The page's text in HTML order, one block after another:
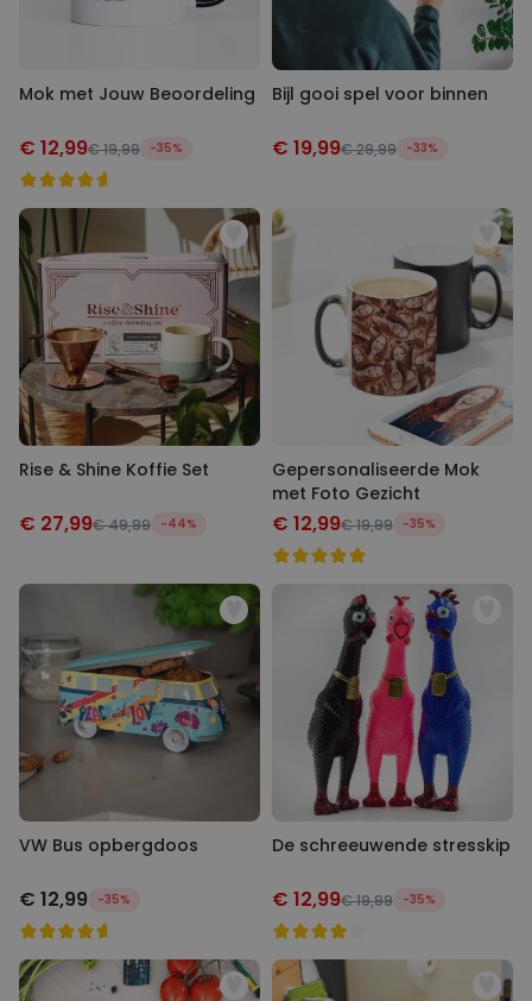
Mok met Jouw Beoordeling
€ 12,99€ 19,99 -35%
Bijl gooi spel voor binnen
€ 19,99€ 29,99 -33%
Rise & Shine Koffie Set
€ 27,99€ 49,99 -44%
Gepersonaliseerde Mok
met Foto Gezicht
€ 12,99€ 19,99 -35%
VW Bus opbergdoos
€ 12,99 -35%
De schreeuwende stresskip
€ 12,99€ 19,99 -35%